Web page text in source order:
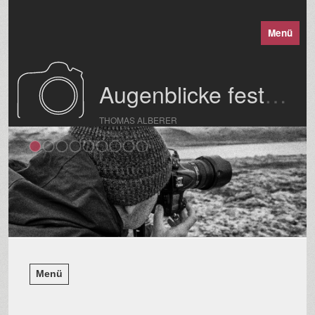
Menü
Augenblicke festgehalten
THOMAS ALBERER
Menü